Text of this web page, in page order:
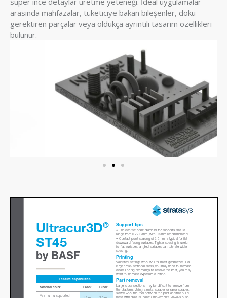
arasında mahfazalar, tüketiciye bakan bileşenler, doku
gerektiren parçalar veya oldukça ayrıntılı tasarım özellikleri
bulunur.